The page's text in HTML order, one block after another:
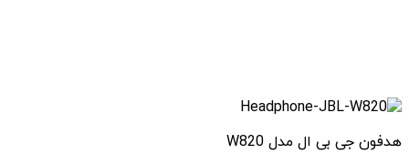
هدفون جی بی ال مدل W820